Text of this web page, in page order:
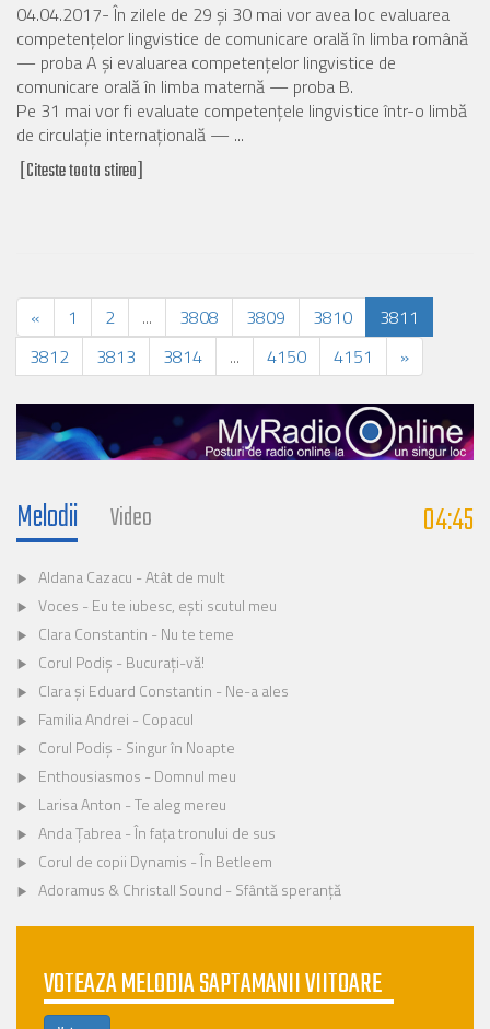
04.04.2017- În zilele de 29 și 30 mai vor avea loc evaluarea
competențelor lingvistice de comunicare orală în limba română
— proba A și evaluarea competențelor lingvistice de
comunicare orală în limba maternă — proba B.
Pe 31 mai vor fi evaluate competențele lingvistice într-o limbă
de circulație internațională — ...
[Citeste toata stirea]
« 1 2 ... 3808 3809 3810
3811
3812
3813 3814 ... 4150 4151 »
Melodii Video 04:45
Aldana Cazacu - Atât de mult
Voces - Eu te iubesc, ești scutul meu
Clara Constantin - Nu te teme
Corul Podiș - Bucurați-vă!
Clara și Eduard Constantin - Ne-a ales
Familia Andrei - Copacul
Corul Podiș - Singur în Noapte
Enthousiasmos - Domnul meu
Larisa Anton - Te aleg mereu
Anda Țabrea - În fața tronului de sus
Corul de copii Dynamis - În Betleem
Adoramus & Christall Sound - Sfântă speranță
VOTEAZA MELODIA SAPTAMANII VIITOARE